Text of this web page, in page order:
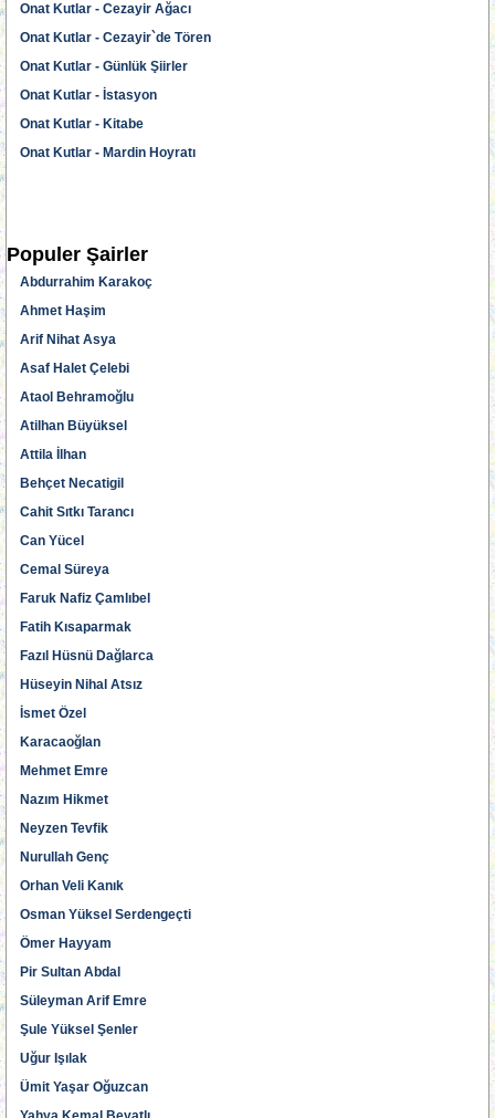
Onat Kutlar - Cezayir Ağacı
Onat Kutlar - Cezayir`de Tören
Onat Kutlar - Günlük Şiirler
Onat Kutlar - İstasyon
Onat Kutlar - Kitabe
Onat Kutlar - Mardin Hoyratı
Populer Şairler
Abdurrahim Karakoç
Ahmet Haşim
Arif Nihat Asya
Asaf Halet Çelebi
Ataol Behramoğlu
Atilhan Büyüksel
Attila İlhan
Behçet Necatigil
Cahit Sıtkı Tarancı
Can Yücel
Cemal Süreya
Faruk Nafiz Çamlıbel
Fatih Kısaparmak
Fazıl Hüsnü Dağlarca
Hüseyin Nihal Atsız
İsmet Özel
Karacaoğlan
Mehmet Emre
Nazım Hikmet
Neyzen Tevfik
Nurullah Genç
Orhan Veli Kanık
Osman Yüksel Serdengeçti
Ömer Hayyam
Pir Sultan Abdal
Süleyman Arif Emre
Şule Yüksel Şenler
Uğur Işılak
Ümit Yaşar Oğuzcan